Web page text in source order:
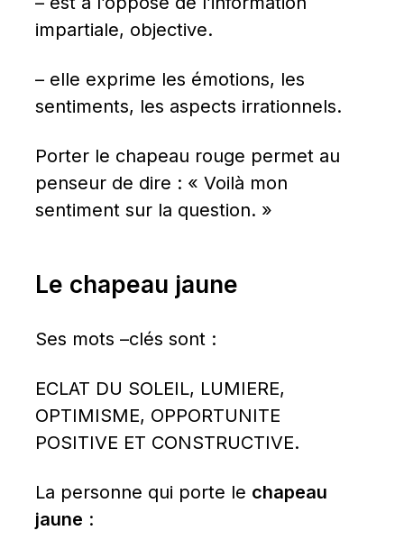
impartiale, objective.
– elle exprime les émotions, les
sentiments, les aspects irrationnels.
Porter le chapeau rouge permet au
penseur de dire : « Voilà mon
sentiment sur la question. »
Le chapeau jaune
Ses mots –clés sont :
ECLAT DU SOLEIL, LUMIERE,
OPTIMISME, OPPORTUNITE
POSITIVE ET CONSTRUCTIVE.
La personne qui porte le chapeau
jaune :